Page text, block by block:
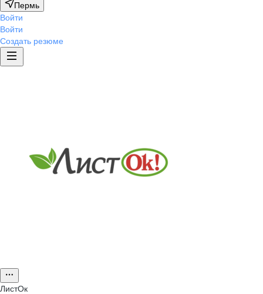
Пермь
Войти
Войти
Создать резюме
ЛистОк